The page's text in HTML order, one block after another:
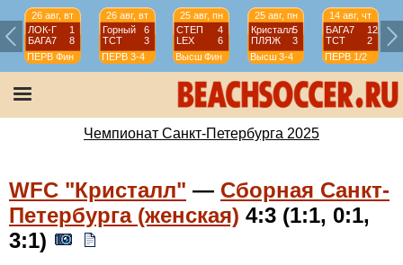
26 авг, вт
ЛОК-Г
1
БАГА7
8
ПЕРВ Фин
26 авг, вт
Горный
6
ТСТ
3
ПЕРВ 3-4
25 авг, пн
СТЕП
4
LEX
6
Высш Фин
25 авг, пн
Кристалл5
ПЛЯЖ
3
Высш 3-4
14 авг, чт
БАГА7
12
ТСТ
2
ПЕРВ 1/2
Чемпионат Санкт-Петербурга 2025
WFC "Кристалл" — Сборная Санкт-
Петербурга (женская) 4:3 (1:1, 0:1,
3:1)